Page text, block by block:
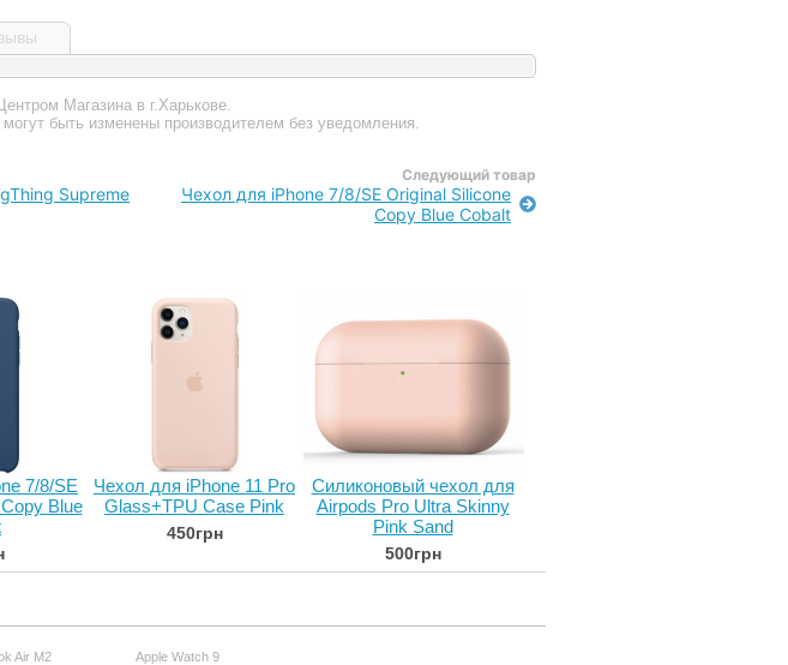
Магазина в г.Харькове.
быть изменены производителем без уведомления.
Supreme
Следующий товар
Чехол для iPhone 7/8/SE Original Silicone
Copy Blue Cobalt
7/8/SE
Blue
Чехол для iPhone 11 Pro
Glass+TPU Case Pink
450грн
Силиконовый чехол для
Airpods Pro Ultra Skinny
Pink Sand
500грн
Air M2 Apple Watch 9